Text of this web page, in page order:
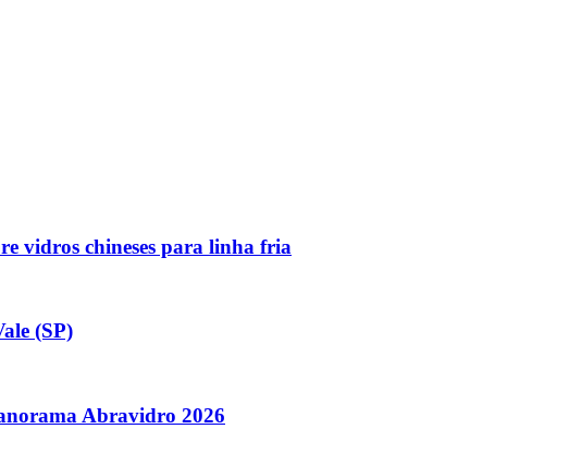
vidros chineses para linha fria
(SP)
Abravidro 2026